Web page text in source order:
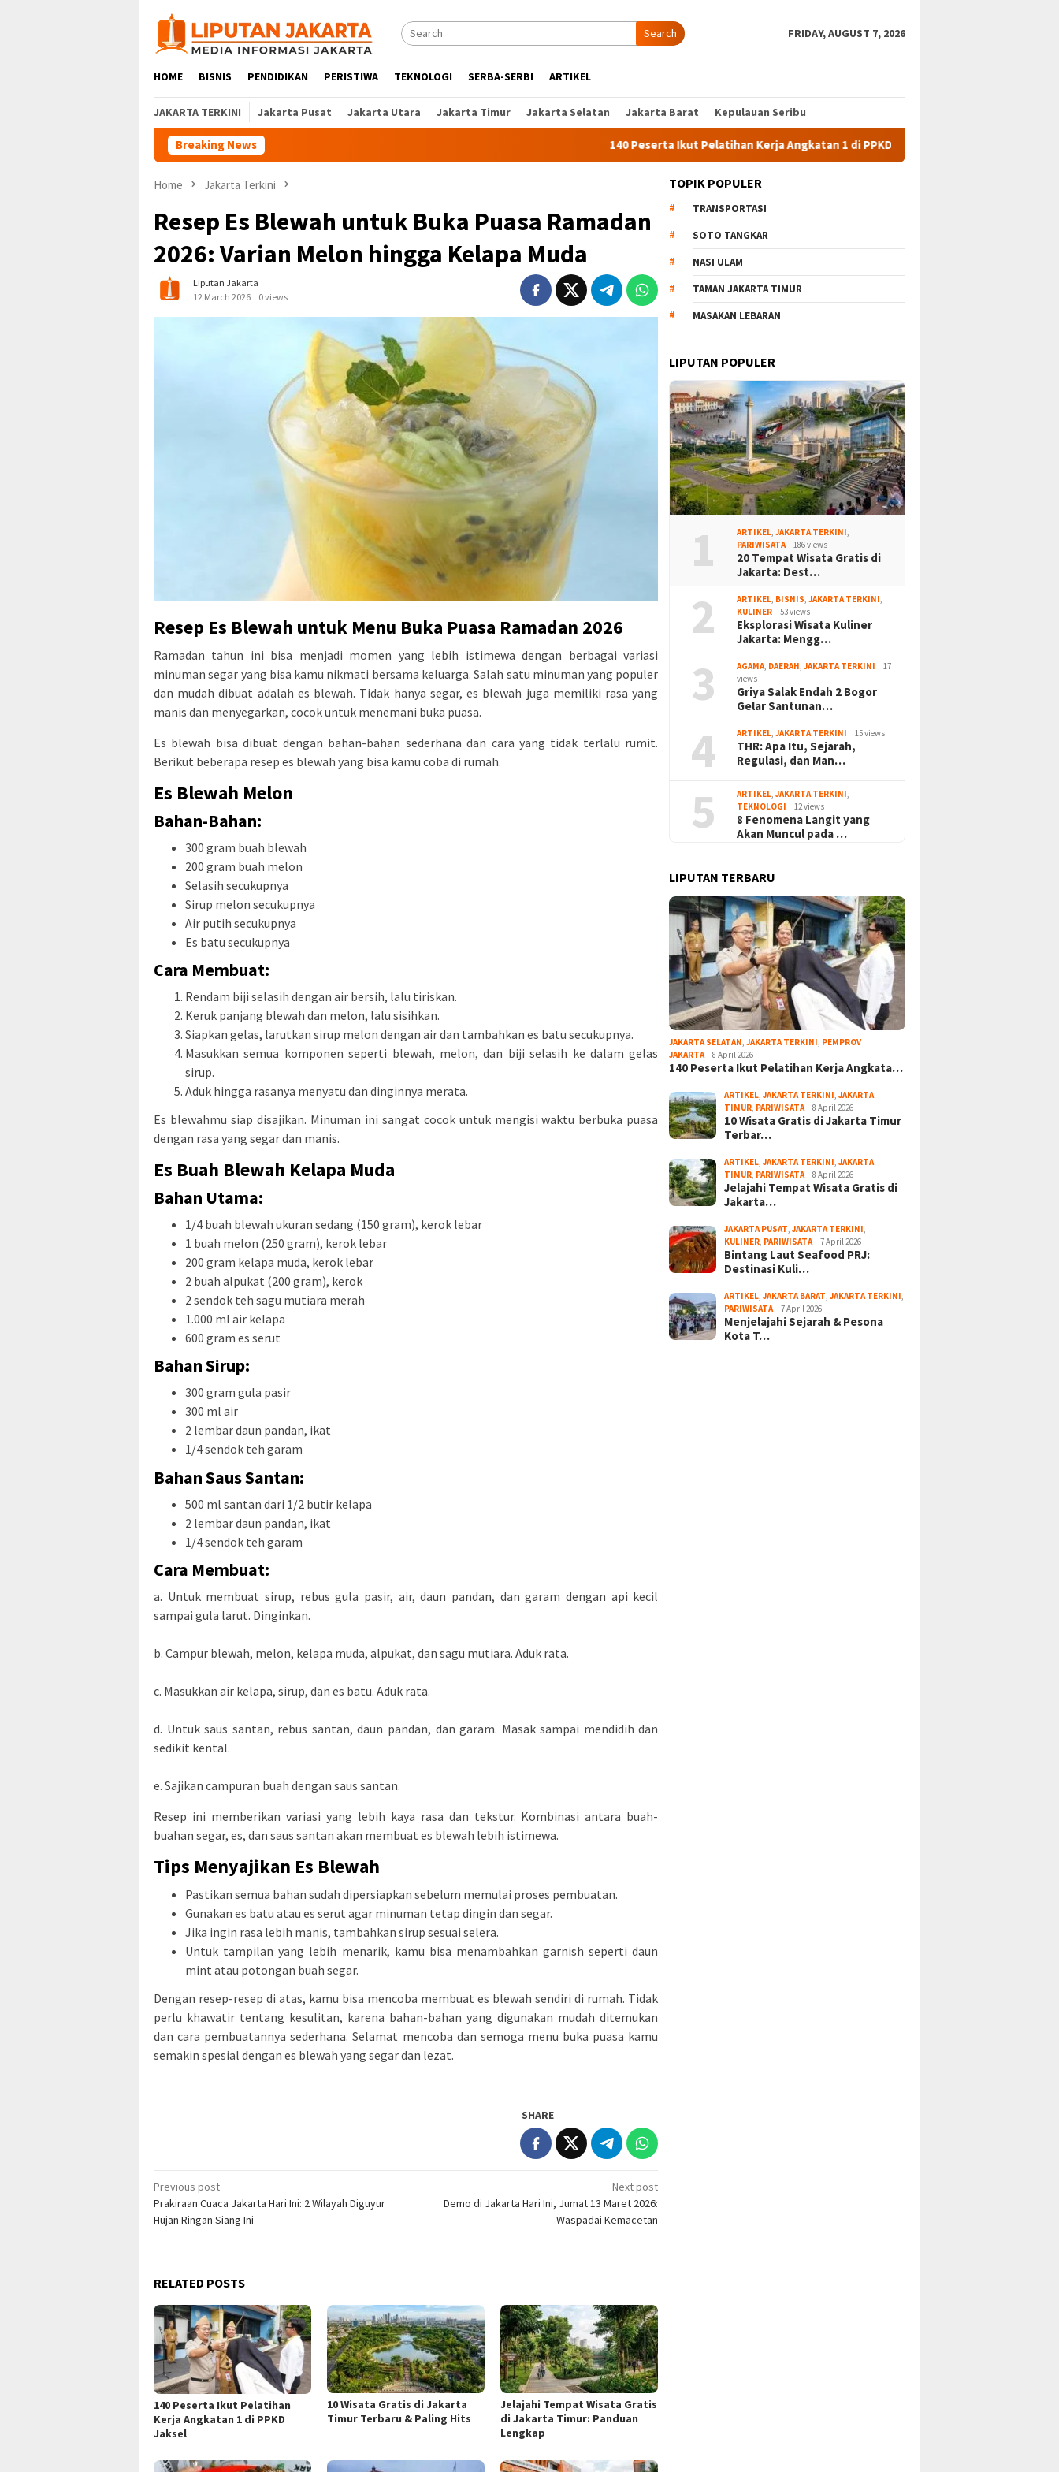
content
Search FRIDAY, AUGUST 7, 2026
HOME BISNIS PENDIDIKAN PERISTIWA TEKNOLOGI SERBA-SERBI ARTIKEL
JAKARTA TERKINI Jakarta Pusat Jakarta Utara Jakarta Timur Jakarta Selatan Jakarta Barat Kepulauan Seribu
Breaking News 140 Peserta Ikut Pelatihan Kerja Angkatan 1 di PPKD Jaksel
Home Jakarta Terkini
Resep Es Blewah untuk Buka Puasa Ramadan
2026: Varian Melon hingga Kelapa Muda
Liputan Jakarta
12 March 2026
0 views
Resep Es Blewah untuk Menu Buka Puasa Ramadan 2026
Ramadan tahun ini bisa menjadi momen yang lebih istimewa dengan berbagai variasi
minuman segar yang bisa kamu nikmati bersama keluarga. Salah satu minuman yang populer
dan mudah dibuat adalah es blewah. Tidak hanya segar, es blewah juga memiliki rasa yang
manis dan menyegarkan, cocok untuk menemani buka puasa.
Es blewah bisa dibuat dengan bahan-bahan sederhana dan cara yang tidak terlalu rumit.
Berikut beberapa resep es blewah yang bisa kamu coba di rumah.
Es Blewah Melon
Bahan-Bahan:
300 gram buah blewah
200 gram buah melon
Selasih secukupnya
Sirup melon secukupnya
Air putih secukupnya
Es batu secukupnya
Cara Membuat:
Rendam biji selasih dengan air bersih, lalu tiriskan.
Keruk panjang blewah dan melon, lalu sisihkan.
Siapkan gelas, larutkan sirup melon dengan air dan tambahkan es batu secukupnya.
Masukkan semua komponen seperti blewah, melon, dan biji selasih ke dalam gelas
sirup.
Aduk hingga rasanya menyatu dan dinginnya merata.
Es blewahmu siap disajikan. Minuman ini sangat cocok untuk mengisi waktu berbuka puasa
dengan rasa yang segar dan manis.
Es Buah Blewah Kelapa Muda
Bahan Utama:
1/4 buah blewah ukuran sedang (150 gram), kerok lebar
1 buah melon (250 gram), kerok lebar
200 gram kelapa muda, kerok lebar
2 buah alpukat (200 gram), kerok
2 sendok teh sagu mutiara merah
1.000 ml air kelapa
600 gram es serut
Bahan Sirup:
300 gram gula pasir
300 ml air
2 lembar daun pandan, ikat
1/4 sendok teh garam
Bahan Saus Santan:
500 ml santan dari 1/2 butir kelapa
2 lembar daun pandan, ikat
1/4 sendok teh garam
Cara Membuat:
a. Untuk membuat sirup, rebus gula pasir, air, daun pandan, dan garam dengan api kecil
sampai gula larut. Dinginkan.
b. Campur blewah, melon, kelapa muda, alpukat, dan sagu mutiara. Aduk rata.
c. Masukkan air kelapa, sirup, dan es batu. Aduk rata.
d. Untuk saus santan, rebus santan, daun pandan, dan garam. Masak sampai mendidih dan
sedikit kental.
e. Sajikan campuran buah dengan saus santan.
Resep ini memberikan variasi yang lebih kaya rasa dan tekstur. Kombinasi antara buah-
buahan segar, es, dan saus santan akan membuat es blewah lebih istimewa.
Tips Menyajikan Es Blewah
Pastikan semua bahan sudah dipersiapkan sebelum memulai proses pembuatan.
Gunakan es batu atau es serut agar minuman tetap dingin dan segar.
Jika ingin rasa lebih manis, tambahkan sirup sesuai selera.
Untuk tampilan yang lebih menarik, kamu bisa menambahkan garnish seperti daun
mint atau potongan buah segar.
Dengan resep-resep di atas, kamu bisa mencoba membuat es blewah sendiri di rumah. Tidak
perlu khawatir tentang kesulitan, karena bahan-bahan yang digunakan mudah ditemukan
dan cara pembuatannya sederhana. Selamat mencoba dan semoga menu buka puasa kamu
semakin spesial dengan es blewah yang segar dan lezat.
SHARE
Post
navigation
Previous post
Prakiraan Cuaca Jakarta Hari Ini: 2 Wilayah Diguyur
Hujan Ringan Siang Ini
Next post
Demo di Jakarta Hari Ini, Jumat 13 Maret 2026:
Waspadai Kemacetan
RELATED POSTS
140 Peserta Ikut Pelatihan
Kerja Angkatan 1 di PPKD
Jaksel
10 Wisata Gratis di Jakarta
Timur Terbaru & Paling Hits
Jelajahi Tempat Wisata Gratis
di Jakarta Timur: Panduan
Lengkap
TOPIK POPULER
TRANSPORTASI
SOTO TANGKAR
NASI ULAM
TAMAN JAKARTA TIMUR
MASAKAN LEBARAN
LIPUTAN POPULER
1 ARTIKEL ,JAKARTA TERKINI
PARIWISATA
186 views
20 Tempat Wisata Gratis di
Jakarta: Dest…
2 ARTIKEL BISNIS ,JAKARTA TERKINI
KULINER
53 views
Eksplorasi Wisata Kuliner
Jakarta: Mengg…
3 AGAMA DAERAH ,JAKARTA TERKINI
17
views
Griya Salak Endah 2 Bogor
Gelar Santunan…
4 ARTIKEL ,JAKARTA TERKINI 15 views
THR: Apa Itu, Sejarah,
Regulasi, dan Man…
5 ARTIKEL ,JAKARTA TERKINI
TEKNOLOGI
12 views
8 Fenomena Langit yang
Akan Muncul pada …
LIPUTAN TERBARU
JAKARTA SELATAN ,JAKARTA TERKINI PEMPROV
JAKARTA
8 April 2026
140 Peserta Ikut Pelatihan Kerja Angkata…
ARTIKEL ,JAKARTA TERKINI ,JAKARTA
TIMUR PARIWISATA 8 April 2026
10 Wisata Gratis di Jakarta Timur
Terbar…
ARTIKEL ,JAKARTA TERKINI ,JAKARTA
TIMUR PARIWISATA 8 April 2026
Jelajahi Tempat Wisata Gratis di
Jakarta…
JAKARTA PUSAT ,JAKARTA TERKINI
KULINER PARIWISATA 7 April 2026
Bintang Laut Seafood PRJ:
Destinasi Kuli…
ARTIKEL ,JAKARTA BARAT ,JAKARTA TERKINI
PARIWISATA
7 April 2026
Menjelajahi Sejarah & Pesona
Kota T…